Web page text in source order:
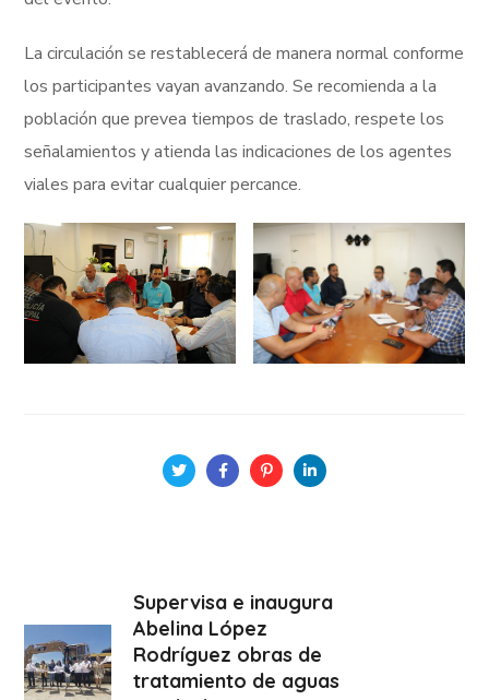
La circulación se restablecerá de manera normal conforme
los participantes vayan avanzando. Se recomienda a la
población que prevea tiempos de traslado, respete los
señalamientos y atienda las indicaciones de los agentes
viales para evitar cualquier percance.
Supervisa e inaugura
Abelina López
Rodríguez obras de
tratamiento de aguas